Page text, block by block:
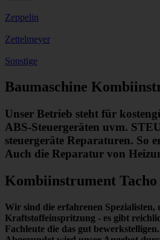
Zeppelin
Zettelmeyer
Sonstige
Baumaschine
Unser Betrieb steht für
ABS-Steuergeräten uvm.
steuergeräte Reparaturen. So
Auch die Reparatur von
Kombiinstrument
Wir sind die erfahrenen Spezialisten,
Kraftstoffeinspritzung - es gibt
Fachleute die das gut